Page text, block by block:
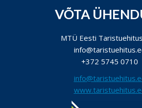
VÕTA
MTÜ Eesti
+372 5745 0710